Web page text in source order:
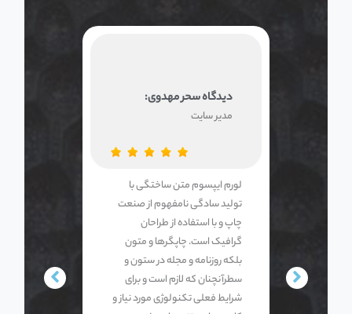
دیدگاه سحر مهدوی:
مدیر سایت
لورم ایپسوم متن ساختگی با
تولید سادگی نامفهوم از صنعت
چاپ و با استفاده از طراحان
گرافیک است. چاپگرها و متون
بلکه روزنامه و مجله در ستون و
سطرآنچنان که لازم است و برای
شرایط فعلی تکنولوژی مورد نیاز و